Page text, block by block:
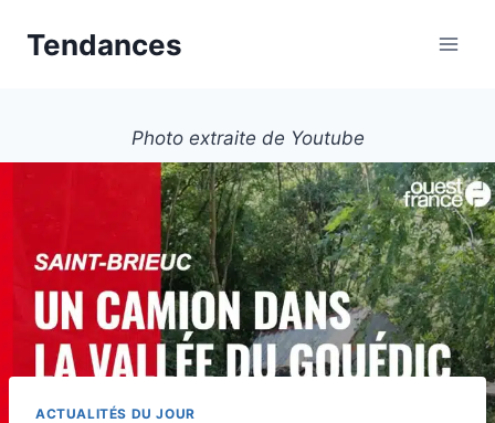
Tendances
Photo extraite de Youtube
ACTUALITÉS DU JOUR